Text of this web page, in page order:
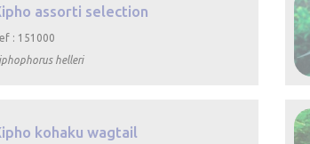
assorti selection
: 151000
helleri
kohaku wagtail